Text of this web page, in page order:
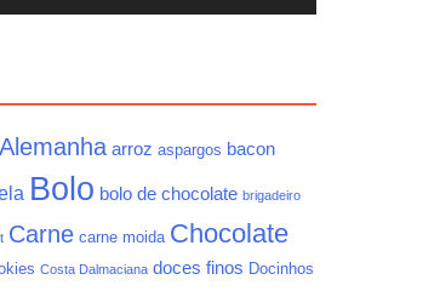
Alemanha arroz aspargos bacon
Bolo bolo de chocolate brigadeiro
Carne carne moida Chocolate
Costa Dalmaciana doces finos Docinhos